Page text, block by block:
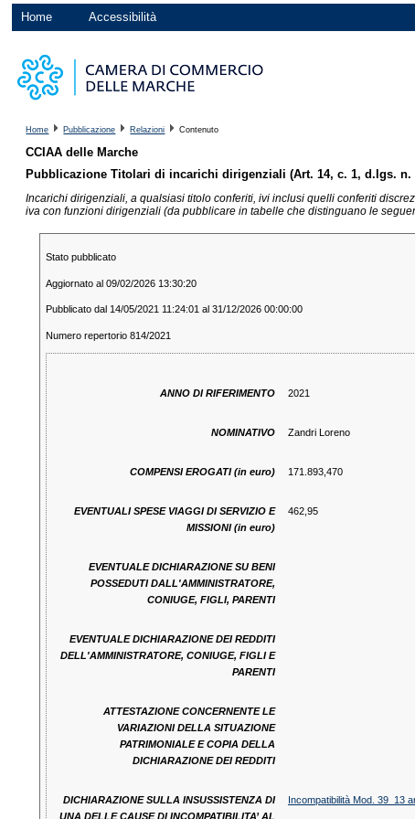
Home Accessibilità
Home Pubblicazione Relazioni Contenuto
CCIAA delle Marche
Pubblicazione Titolari di incarichi dirigenziali (Art. 14, c. 1, d.lgs. n.
Incarichi dirigenziali, a qualsiasi titolo conferiti, ivi inclusi quelli conferiti
iva con funzioni dirigenziali (da pubblicare in tabelle che distinguano le
Stato pubblicato
Aggiornato al 09/02/2026 13:30:20
Pubblicato dal 14/05/2021 11:24:01 al 31/12/2026 00:00:00
Numero repertorio 814/2021
ANNO DI RIFERIMENTO 2021
NOMINATIVO Zandri Loreno
COMPENSI EROGATI (in euro) 171.893,470
EVENTUALI SPESE VIAGGI DI SERVIZIO E
MISSIONI (in euro)
462,95
EVENTUALE DICHIARAZIONE SU BENI
POSSEDUTI DALL'AMMINISTRATORE,
CONIUGE, FIGLI, PARENTI
EVENTUALE DICHIARAZIONE DEI REDDITI
DELL'AMMINISTRATORE, CONIUGE, FIGLI E
PARENTI
ATTESTAZIONE CONCERNENTE LE
VARIAZIONI DELLA SITUAZIONE
PATRIMONIALE E COPIA DELLA
DICHIARAZIONE DEI REDDITI
DICHIARAZIONE SULLA INSUSSISTENZA DI
UNA DELLE CAUSE DI INCOMPATIBILITA’ AL
Incompatibilità Mod. 39_13